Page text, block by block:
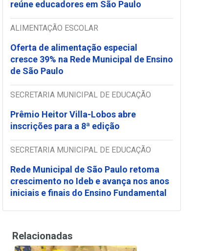
reúne educadores em São Paulo
ALIMENTAÇÃO ESCOLAR
Oferta de alimentação especial
cresce 39% na Rede Municipal de Ensino
de São Paulo
SECRETARIA MUNICIPAL DE EDUCAÇÃO
Prêmio Heitor Villa-Lobos abre
inscrições para a 8ª edição
SECRETARIA MUNICIPAL DE EDUCAÇÃO
Rede Municipal de São Paulo retoma
crescimento no Ideb e avança nos anos
iniciais e finais do Ensino Fundamental
Relacionadas